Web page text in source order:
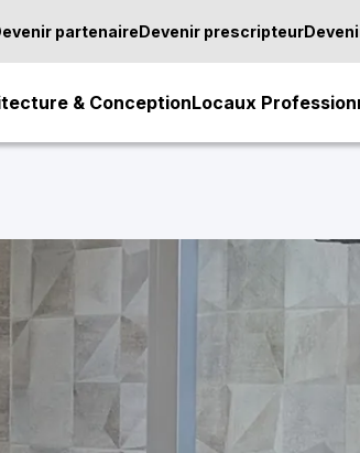
partenaireDevenir prescripteur
& ConceptionLocaux